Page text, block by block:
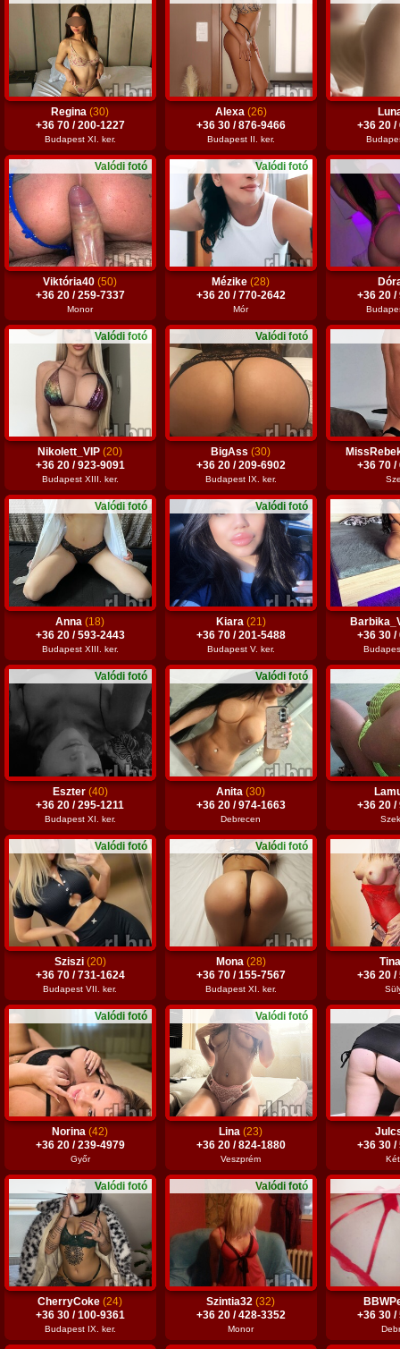
Regina(30)
+36 70 / 200-1227
Budapest XI. ker.
Alexa (26)
+36 30 / 876-9466
Budapest II. ker.
+36 20 /
Valódi fotó
Viktória40(50)
+36 20 / 259-7337
Monor
Valódi fotó
Mézike(28)
+36 20 / 770-2642
Mór
+36 20 /
Valódi fotó
Nikolett_VIP(20)
+36 20 / 923-9091
Budapest XIII. ker.
Valódi fotó
BigAss(30)
+36 20 / 209-6902
Budapest IX. ker.
+36 70 /
Valódi fotó
Anna(18)
+36 20 / 593-2443
Budapest XIII. ker.
Valódi fotó
Kiara (21)
+36 70 / 201-5488
Budapest V. ker.
+36 30 /
Valódi fotó
Eszter (40)
+36 20 / 295-1211
Budapest XI. ker.
Valódi fotó
Anita(30)
+36 20 / 974-1663
Debrecen
+36 20 /
Valódi fotó
Sziszi (20)
+36 70 / 731-1624
Budapest VII. ker.
Valódi fotó
Mona (28)
+36 70 / 155-7567
Budapest XI. ker.
+36 20 /
Valódi fotó
Norina(42)
+36 20 / 239-4979
Győr
Valódi fotó
Lina(23)
+36 20 / 824-1880
Veszprém
+36 30 /
Valódi fotó
CherryCoke(24)
+36 30 / 100-9361
Budapest IX. ker.
Valódi fotó
Szintia32(32)
+36 20 / 428-3352
Monor
+36 30 /